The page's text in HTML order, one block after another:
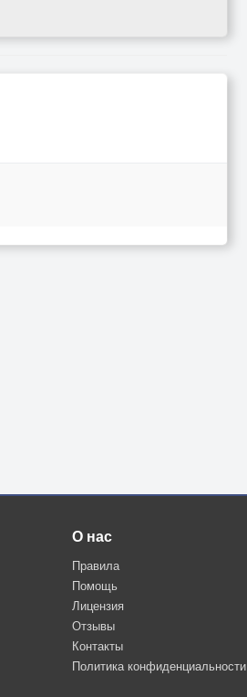
О нас
Правила
Помощь
Лицензия
Отзывы
Контакты
Политика конфиденциальности